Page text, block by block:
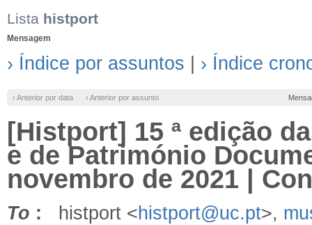
Lista histport
Mensagem
› Índice por assuntos › Índice
‹ Anterior por data ‹ Anterior por assunto
[Histport] 15 ª edição
e de Património
novembro de 2021 |
To : histport <histport@uc.pt>,